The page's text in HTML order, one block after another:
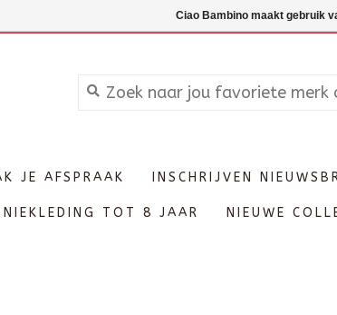
JE AFSPRAAK INSCHRIJVEN
TOT 8 JAAR NIEUWE
Ciao Bambino maakt gebruik